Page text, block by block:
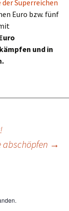
Superreichen
Euro bzw. fünf
und in
abschöpfen →